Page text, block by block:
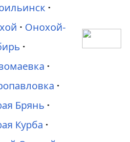
Онохой-
Брянь
Курба